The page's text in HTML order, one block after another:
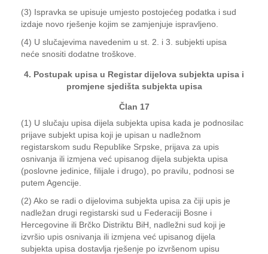
(3) Ispravka se upisuje umjesto postojećeg podatka i sud
izdaje novo rješenje kojim se zamjenjuje ispravljeno.
(4) U slučajevima navedenim u st. 2. i 3. subjekti upisa
neće snositi dodatne troškove.
4. Postupak upisa u Registar dijelova subjekta upisa i
promjene sjedišta subjekta upisa
Član 17
(1) U slučaju upisa dijela subjekta upisa kada je podnosilac
prijave subjekt upisa koji je upisan u nadležnom
registarskom sudu Republike Srpske, prijava za upis
osnivanja ili izmjena već upisanog dijela subjekta upisa
(poslovne jedinice, filijale i drugo), po pravilu, podnosi se
putem Agencije.
(2) Ako se radi o dijelovima subjekta upisa za čiji upis je
nadležan drugi registarski sud u Federaciji Bosne i
Hercegovine ili Brčko Distriktu BiH, nadležni sud koji je
izvršio upis osnivanja ili izmjena već upisanog dijela
subjekta upisa dostavlja rješenje po izvršenom upisu